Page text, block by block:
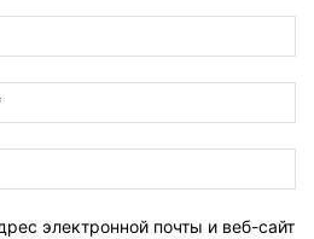
электронной почты и веб-сайт